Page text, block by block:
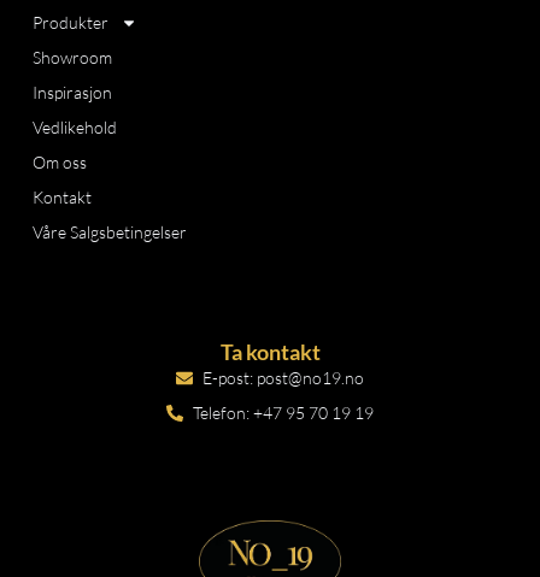
Produkter
Showroom
Inspirasjon
Vedlikehold
Om oss
Kontakt
Våre Salgsbetingelser
Ta kontakt
E-post: post@no19.no
Telefon: +47 95 70 19 19